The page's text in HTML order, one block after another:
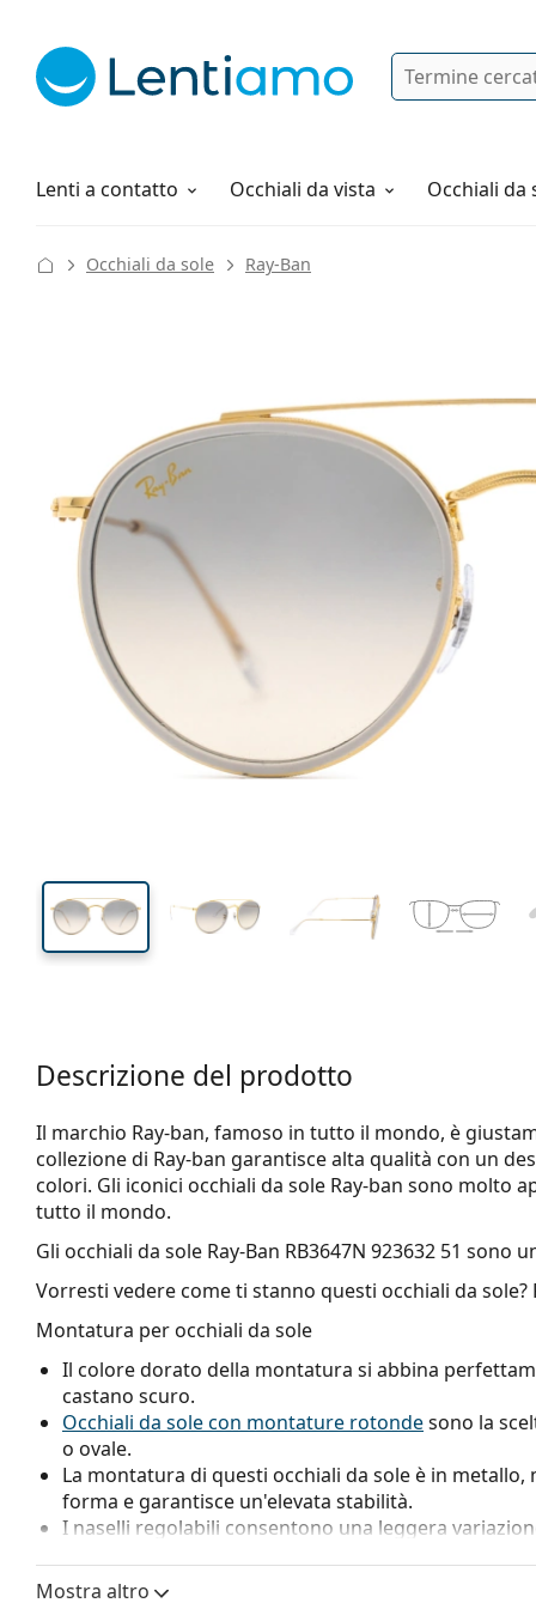
Ricerca
Lenti a contatto
Soluzioni Occhiali da vista Occhiali da
Tutto sugli acquisti
Occhiali da sole Ray-Ban
Larghezza montatura
52 mm
Altezza lente
51 mm
Diametro lente (Calibro)
Diametro
lente
Descrizione del prodotto
Il marchio Ray-ban, famoso in tutto il mondo, è
collezione di Ray-ban garantisce alta qualità con un
colori. Gli iconici occhiali da sole Ray-ban sono molto
tutto il mondo.
Gli occhiali da sole Ray-Ban RB3647N 923632 51 sono
Vorresti vedere come ti stanno questi occhiali da
Montatura per occhiali da sole
Il colore dorato della montatura si abbina
castano scuro.
Occhiali da sole con montature rotondesono la
o ovale.
La montatura di questi occhiali da sole è in
forma e garantisce un'elevata stabilità.
I naselli regolabili consentono una leggera
esperto per evitare di danneggiare la montatura.
Mostra altro